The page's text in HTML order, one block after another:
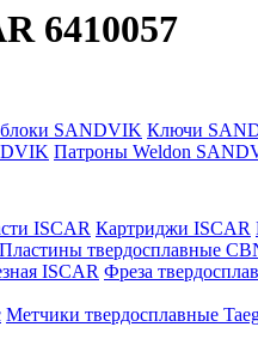
6410057
SANDVIK Ключи
Патроны Weldon
ISCAR Картриджи ISCAR
Пластины твердосплавные
ISCAR Фреза
Метчики твердосплавные